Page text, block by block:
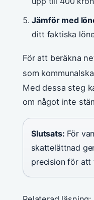
Jämför med
ditt faktiska
För att beräkna
som
Med dessa steg
om något inte
Slutsats: För
skattelättnad
precision för att